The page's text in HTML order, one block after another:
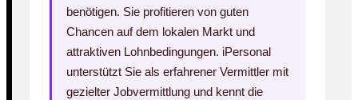
benötigen. Sie profitieren von guten
Chancen auf dem lokalen Markt und
attraktiven Lohnbedingungen. iPersonal
unterstützt Sie als erfahrener Vermittler mit
gezielter Jobvermittlung und kennt die